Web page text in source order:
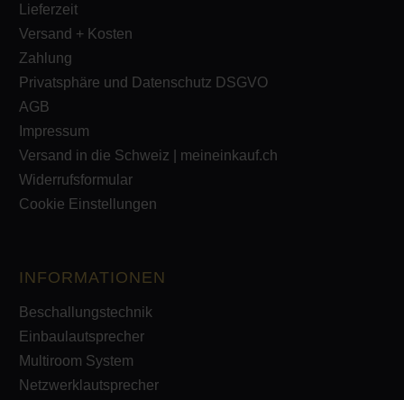
Lieferzeit
Versand + Kosten
Zahlung
Privatsphäre und Datenschutz DSGVO
AGB
Impressum
Versand in die Schweiz | meineinkauf.ch
Widerrufsformular
Cookie Einstellungen
INFORMATIONEN
Beschallungstechnik
Einbaulautsprecher
Multiroom System
Netzwerklautsprecher